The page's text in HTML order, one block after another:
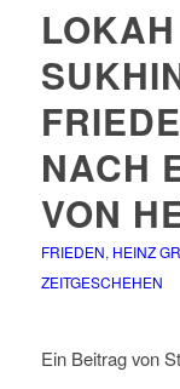
NACH
VON
FRIEDEN, HEINZ
ZEITGESCHEHEN
Ein Beitrag von